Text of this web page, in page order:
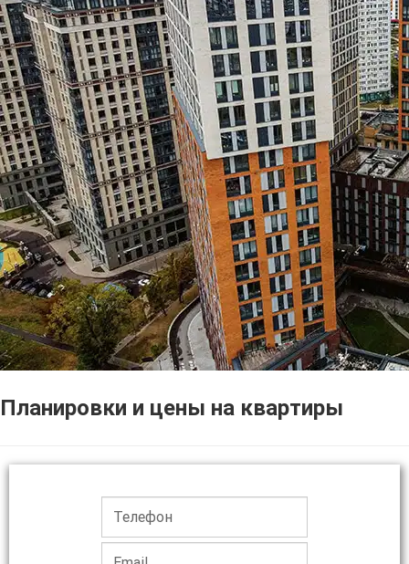
Планировки и цены на квартиры